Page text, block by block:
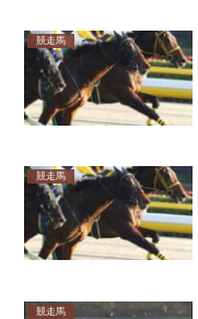
競走馬
競走馬
競走馬